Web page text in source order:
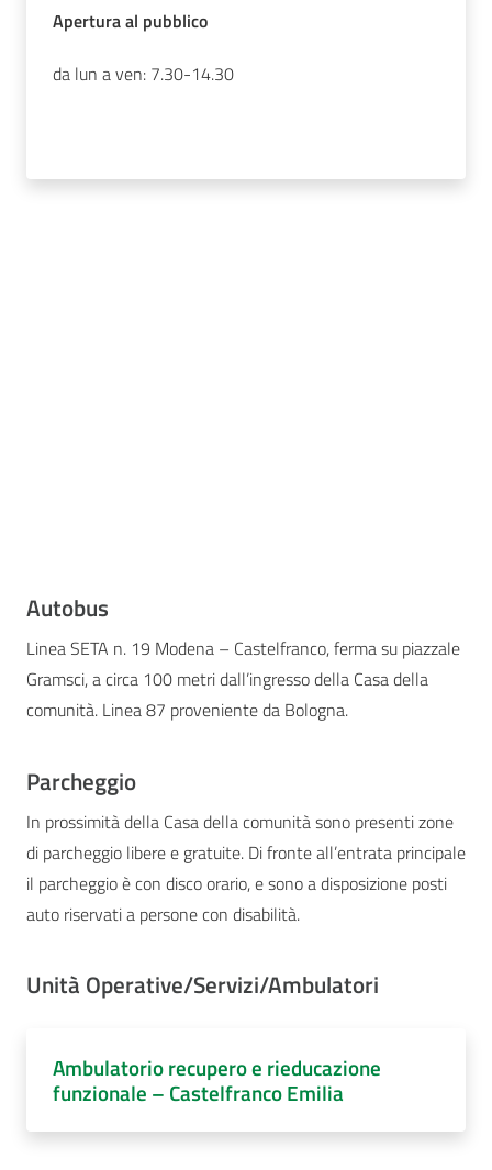
Apertura al pubblico
da lun a ven: 7.30-14.30
Autobus
Linea SETA n. 19 Modena – Castelfranco, ferma su piazzale
Gramsci, a circa 100 metri dall’ingresso della Casa della
comunità. Linea 87 proveniente da Bologna.
Parcheggio
In prossimità della Casa della comunità sono presenti zone
di parcheggio libere e gratuite. Di fronte all’entrata principale
il parcheggio è con disco orario, e sono a disposizione posti
auto riservati a persone con disabilità.
Unità Operative/Servizi/Ambulatori
Ambulatorio recupero e rieducazione
funzionale – Castelfranco Emilia